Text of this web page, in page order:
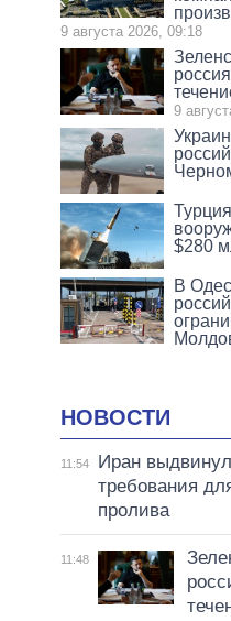
9 августа 2026, 09:18
9
$280
В
НОВОСТИ
11:54
Иран
требования
пролива
11:48